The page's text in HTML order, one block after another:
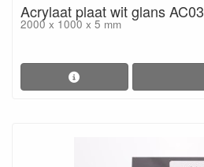
Acrylaat plaat wit glans AC03
2000 x 1000 x 5 mm